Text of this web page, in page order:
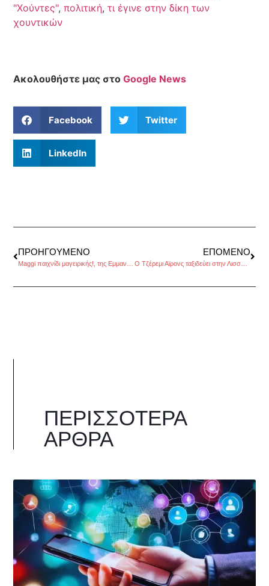
"Χούντες",πολιτική,τι έγινε στην δίκη των
χουντικών
Ακολουθήστε μας στοGoogle News
Facebook Twitter
LinkedIn
ΠΡΟΗΓΟΎΜΕΝΟ ΕΠΌΜΕΝΟ
O Τζέρεμι Αϊρονς ταξιδεύει στην Λισσαβόνα με το νυχτερινό τραίνο
ΠΕΡΙΣΣΌΤΕΡΑ
ΆΡΘΡΑ